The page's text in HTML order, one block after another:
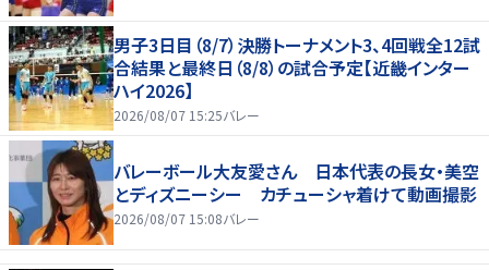
男子3日目（8/7）決勝トーナメント3、4回戦全12試
合結果と最終日（8/8）の試合予定【近畿インター
ハイ2026】
2026/08/07 15:25バレー
バレーボール大友愛さん 日本代表の長女・美空
とディズニーシー カチューシャ着けて動画撮影
2026/08/07 15:08バレー